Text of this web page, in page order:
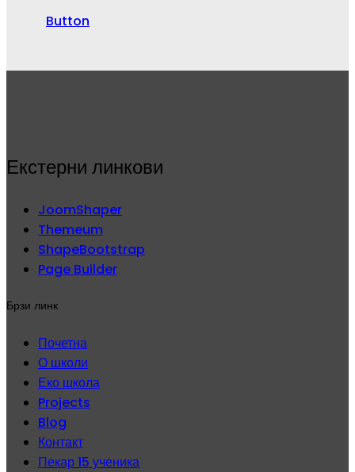
Button
Екстерни линкови
JoomShaper
Themeum
ShapeBootstrap
Page Builder
Брзи линк
Почетна
О школи
Еко школа
Projects
Blog
Контакт
Пекар 15 ученика